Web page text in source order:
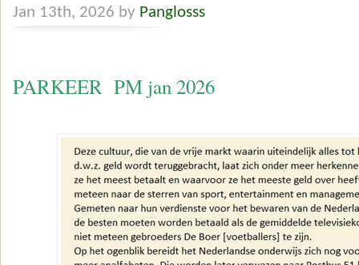
Jan 13th, 2026 by Panglosss
PARKEER PM jan 2026